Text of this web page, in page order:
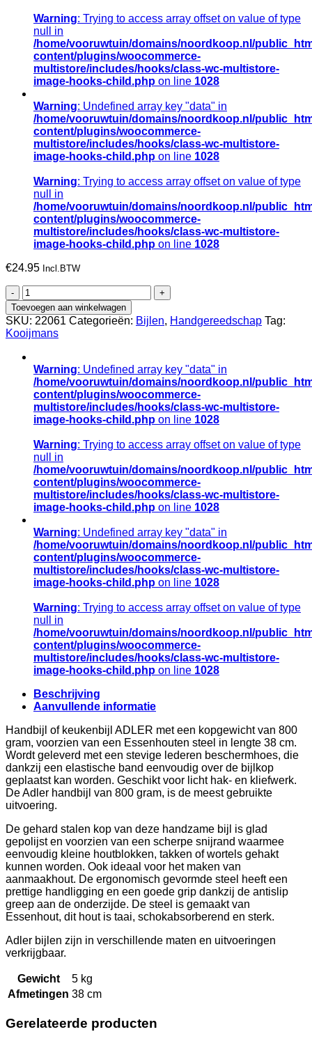
Warning: Trying to access array offset on value of type
null in
/home/vooruwtuin/domains/noordkoop.nl/
content/plugins/woocommerce-
multistore/includes/hooks/class-wc-multistore-
image-hooks-child.php on line 1028
Warning: Undefined array key "data" in
/home/vooruwtuin/domains/noordkoop.nl/
content/plugins/woocommerce-
multistore/includes/hooks/class-wc-multistore-
image-hooks-child.php on line 1028
Warning: Trying to access array offset on value of type
null in
/home/vooruwtuin/domains/noordkoop.nl/
content/plugins/woocommerce-
multistore/includes/hooks/class-wc-multistore-
image-hooks-child.php on line 1028
€24.95 Incl.BTW
Handbijl
ADLER
800gr.
met
essen
steel
38cm
en
beschermhoes
aantal
Toevoegen aan winkelwagen
SKU: 22061 Categorieën: Bijlen, Handgereedschap Tag:
Kooijmans
Warning: Undefined array key "data" in
/home/vooruwtuin/domains/noordkoop.nl/
content/plugins/woocommerce-
multistore/includes/hooks/class-wc-multistore-
image-hooks-child.php on line 1028
Warning: Trying to access array offset on value of type
null in
/home/vooruwtuin/domains/noordkoop.nl/
content/plugins/woocommerce-
multistore/includes/hooks/class-wc-multistore-
image-hooks-child.php on line 1028
Warning: Undefined array key "data" in
/home/vooruwtuin/domains/noordkoop.nl/
content/plugins/woocommerce-
multistore/includes/hooks/class-wc-multistore-
image-hooks-child.php on line 1028
Warning: Trying to access array offset on value of type
null in
/home/vooruwtuin/domains/noordkoop.nl/
content/plugins/woocommerce-
multistore/includes/hooks/class-wc-multistore-
image-hooks-child.php on line 1028
Beschrijving
Aanvullende informatie
Handbijl of keukenbijl ADLER met een kopgewicht van 800
gram, voorzien van een Essenhouten steel in lengte 38 cm.
Wordt geleverd met een stevige lederen beschermhoes, die
dankzij een elastische band eenvoudig over de bijlkop
geplaatst kan worden. Geschikt voor licht hak- en kliefwerk.
De Adler handbijl van 800 gram, is de meest gebruikte
uitvoering.
De gehard stalen kop van deze handzame bijl is glad
gepolijst en voorzien van een scherpe snijrand waarmee
eenvoudig kleine houtblokken, takken of wortels gehakt
kunnen worden. Ook ideaal voor het maken van
aanmaakhout. De ergonomisch gevormde steel heeft een
prettige handligging en een goede grip dankzij de antislip
greep aan de onderzijde. De steel is gemaakt van
Essenhout, dit hout is taai, schokabsorberend en sterk.
Adler bijlen zijn in verschillende maten en uitvoeringen
verkrijgbaar.
Gewicht
5 kg
Afmetingen 38 cm
Gerelateerde producten